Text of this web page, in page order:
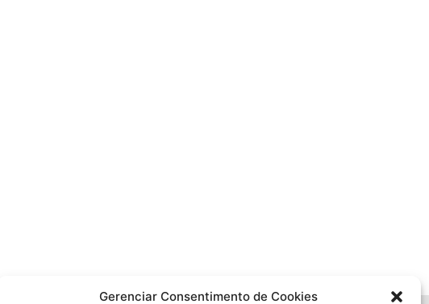
Gerenciar Consentimento de Cookies